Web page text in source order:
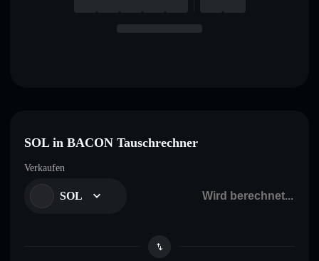
SOL in BACON Tauschrechner
Verkaufen
SOL